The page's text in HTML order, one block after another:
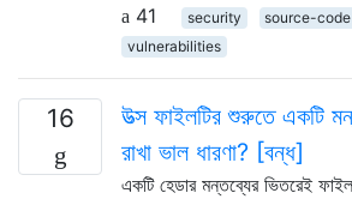
41
security source-code
vulnerabilities
16
উত্স ফাইলটির শুরুতে একটি
রাখা ভাল ধারণা? [বন্ধ]
একটি হেডার মন্তব্যের ভিতরেই